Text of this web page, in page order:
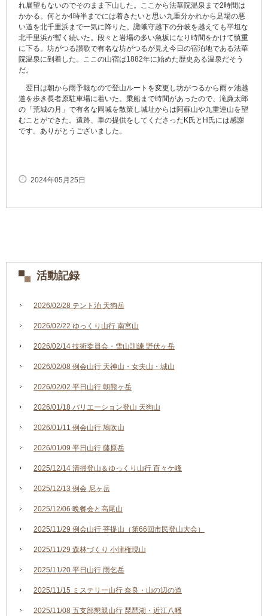
れ展望もないのでそのまま下山した。ここから法華院温泉まで2時間は
かかる。何とか4時半までには着きたいと思い九重分かれから足場の悪
い道を北千里浜まで一気に降りた。諏蛾守越下の分岐を越えても平坦な
北千里浜が暫く続いた。段々と岩場の多い急坂になり時間をかけて慎重
に下る。坊がつる讃歌で有名な坊がつるが見え今日の宿泊地である法華
院温泉に到着した。ここの山宿は1882年に始めた歴史ある温泉だそう
だ。
翌日は朝から雨予報なので登山ルートを変更し坊がつるから雨ヶ池越
道を歩き長者原駐車場に着いた。乗船まで時間があったので、滝廉太郎
の「荒城の月」で有名な岡城を散策し城址からは阿蘇山や九重連山を望
むことができた。遠路、車の提供をしてくださったK氏とH氏には感謝
です。ありがとうございました。
2024年05月25日
活動記録
2026/02/28 テント泊 天狗岳
2026/02/22 ゆっくり山行 南宮山
2026/02/14 技術委員会・雪山訓練 野伏ヶ岳
2026/02/08 例会山行 天神山・女夫山・城山
2026/02/02 平日山行 朝熊ヶ岳
2026/01/18 バリエーション登山 天狗山
2026/01/11 例会山行 鳩吹山
2026/01/09 平日山行 藤原岳
2025/12/14 清掃登山＆ゆっくり山行 百々ケ峰
2025/12/13 例会 尼ヶ岳
2025/12/06 晩餐会と高尾山
2025/11/29 例会山行 菩提山（第66回市民登山大会）
2025/11/29 森林づくり 小津権現山
2025/11/20 平日山行 雨乞岳
2025/11/15 ミステリー山行 奈良・山の辺の道
2025/11/08 五支部懇親山行 琵琶湖・近江八幡